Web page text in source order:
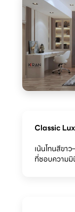
Classic
เน้นโทนสีขา
ที่ชอบความมิ